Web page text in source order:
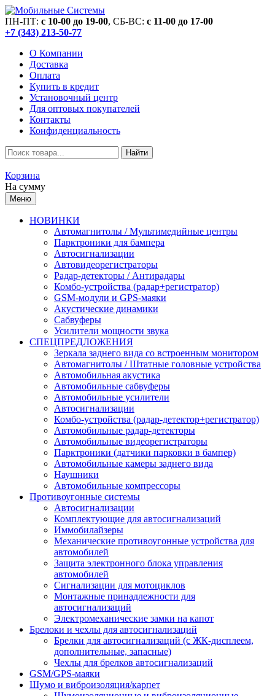
ПН-ПТ: c 10-00 до 19-00, СБ-ВС: c 11-00 до 17-00
+7 (343) 213-50-77
О Компании
Доставка
Оплата
Купить в кредит
Установочный центр
Для оптовых покупателей
Контакты
Конфиденциальность
Найти
Корзина
На сумму
Меню
НОВИНКИ
Автомагнитолы / Мультимедийные центры
Парктроники для бампера
Автосигнализации
Автовидеорегистраторы
Радар-детекторы / Антирадары
Комбо-устройства (радар+регистратор)
GSM-модули и GPS-маяки
Акустические динамики
Сабвуферы
Усилители мощности звука
СПЕЦПРЕДЛОЖЕНИЯ
Зеркала заднего вида со встроенным монитором
Автомагнитолы / Штатные головные устройства
Автомобильная акустика
Автомобильные сабвуферы
Автомобильные усилители
Автосигнализации
Комбо-устройства (радар-детектор+регистратор)
Автомобильные радар-детекторы
Автомобильные видеорегистраторы
Парктроники (датчики парковки в бампер)
Автомобильные камеры заднего вида
Наушники
Автомобильные компрессоры
Противоугонные системы
Автосигнализации
Комплектующие для автосигнализаций
Иммобилайзеры
Механические противоугонные устройства для
автомобилей
Защита электронного блока управления
автомобилей
Сигнализации для мотоциклов
Монтажные принадлежности для
автосигнализаций
Электромеханические замки на капот
Брелоки и чехлы для автосигнализаций
Брелки для автосигнализаций (с ЖК-дисплеем,
дополнительные, запасные)
Чехлы для брелков автосигнализаций
GSM/GPS-маяки
Шумо и виброизоляция/карпет